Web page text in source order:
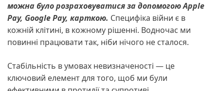
можна було розраховуватися за допомогою Apple
Pау, Google Pау, карткою. Специфіка війни є в
кожній клітині, в кожному рішенні. Водночас ми
повинні працювати так, ніби нічого не сталося.
Стабільність в умовах невизначеності — це
ключовий елемент для того, щоб ми були